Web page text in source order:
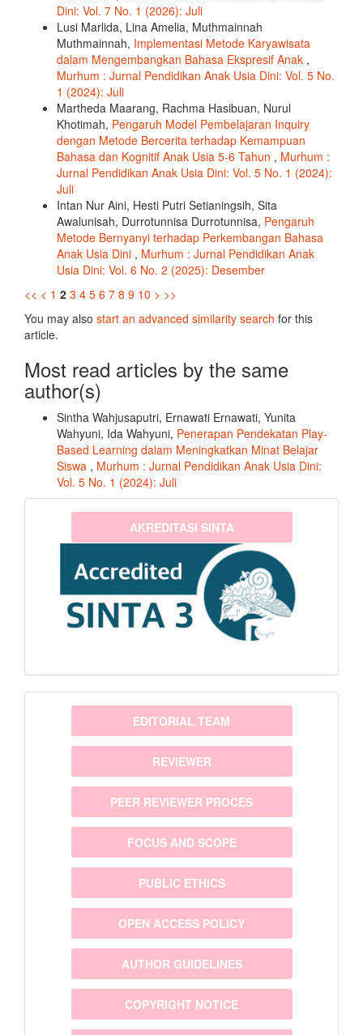
Dini: Vol. 7 No. 1 (2026): Juli
Lusi Marlida, Lina Amelia, Muthmainnah
Muthmainnah, Implementasi Metode Karyawisata
dalam Mengembangkan Bahasa Ekspresif Anak ,
Murhum : Jurnal Pendidikan Anak Usia Dini: Vol. 5 No.
1 (2024): Juli
Martheda Maarang, Rachma Hasibuan, Nurul
Khotimah, Pengaruh Model Pembelajaran Inquiry
dengan Metode Bercerita terhadap Kemampuan
Bahasa dan Kognitif Anak Usia 5-6 Tahun , Murhum :
Jurnal Pendidikan Anak Usia Dini: Vol. 5 No. 1 (2024):
Juli
Intan Nur Aini, Hesti Putri Setianingsih, Sita
Awalunisah, Durrotunnisa Durrotunnisa, Pengaruh
Metode Bernyanyi terhadap Perkembangan Bahasa
Anak Usia Dini , Murhum : Jurnal Pendidikan Anak
Usia Dini: Vol. 6 No. 2 (2025): Desember
<< < 1 2 3 4 5 6 7 8 9 10 > >>
You may also start an advanced similarity search for this
article.
Most read articles by the same
author(s)
Sintha Wahjusaputri, Ernawati Ernawati, Yunita
Wahyuni, Ida Wahyuni, Penerapan Pendekatan Play-
Based Learning dalam Meningkatkan Minat Belajar
Siswa , Murhum : Jurnal Pendidikan Anak Usia Dini:
Vol. 5 No. 1 (2024): Juli
sinta3 AKREDITASI SINTA
menu EDITORIAL TEAM
REVIEWER
PEER REVIEWER PROCES
FOCUS AND SCOPE
PUBLIC ETHICS
OPEN ACCESS POLICY
AUTHOR GUIDELINES
COPYRIGHT NOTICE